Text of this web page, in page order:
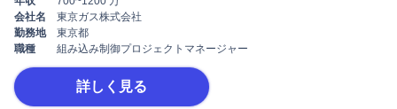
会社名
東京ガス株式会社
勤務地
東京都
職種
組み込み制御プロジェクトマネージャー
詳しく見る